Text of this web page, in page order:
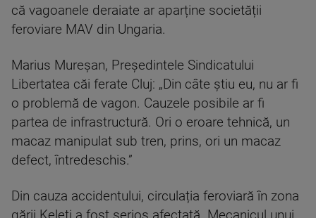
că vagoanele deraiate ar aparține societății
feroviare MAV din Ungaria.
Marius Mureșan, Președintele Sindicatului
Libertatea căi ferate Cluj: „Din câte știu eu, nu ar fi
o problemă de vagon. Cauzele posibile ar fi
partea de infrastructură. Ori o eroare tehnică, un
macaz manipulat sub tren, prins, ori un macaz
defect, întredeschis.”
Din cauza accidentului, circulația feroviară în zona